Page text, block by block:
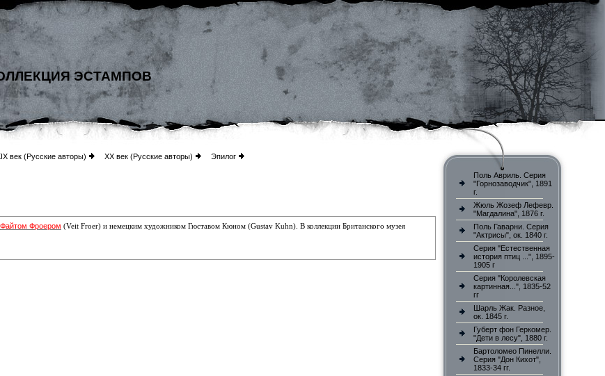
ЭСТАМПОВ
век (Русские авторы) XX век (Русские авторы) Эпилог
Файтом Фроером (Veit Froer) и немецким художником Гюставом Кюном (Gustav Kuhn) . В коллекции Британского музея
Поль Авриль. Серия
"Горнозаводчик", 1891
г.
Жюль Жозеф Лефевр.
"Магдалина", 1876 г.
Поль Гаварни. Серия
"Актрисы", ок. 1840 г.
Серия "Естественная
история птиц ...", 1895-
1905 г
Серия "Королевская
картинная...", 1835-52
гг
Шарль Жак. Разное,
ок. 1845 г.
Губерт фон Геркомер.
"Дети в лесу", 1880 г.
Бартоломео Пинелли.
Серия "Дон Кихот",
1833-34 гг.